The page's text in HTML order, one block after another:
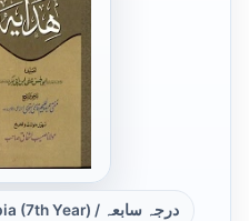
Sabia (7th Year) / درجہ سابعہ